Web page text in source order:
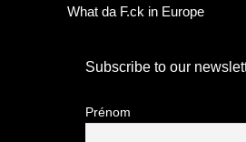
What da F.ck in Europe
Subscribe to our
Prénom